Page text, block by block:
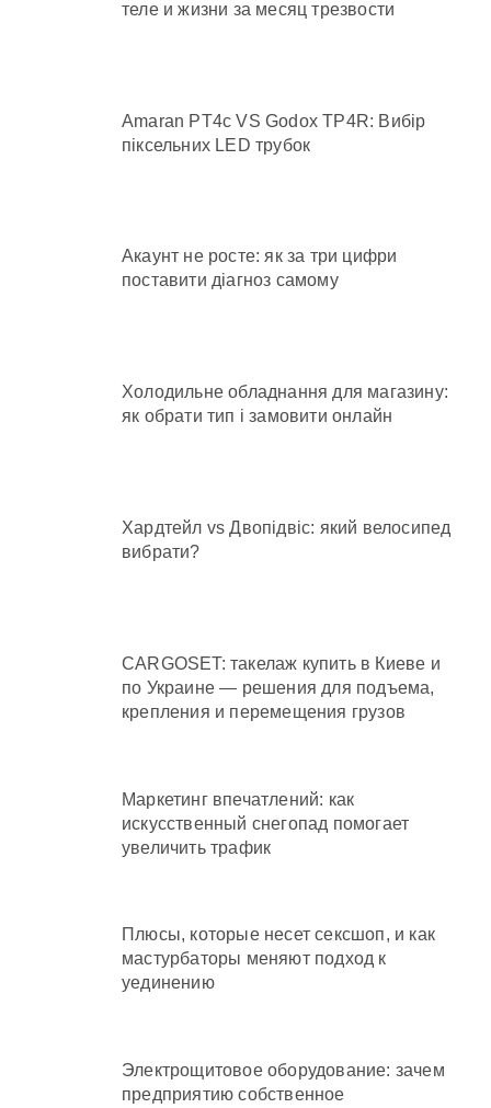
теле и жизни за месяц трезвости
Amaran PT4c VS Godox TP4R: Вибір
піксельних LED трубок
Акаунт не росте: як за три цифри
поставити діагноз самому
Холодильне обладнання для магазину:
як обрати тип і замовити онлайн
Хардтейл vs Двопідвіс: який велосипед
вибрати?
CARGOSET: такелаж купить в Киеве и
по Украине — решения для подъема,
крепления и перемещения грузов
Маркетинг впечатлений: как
искусственный снегопад помогает
увеличить трафик
Плюсы, которые несет сексшоп, и как
мастурбаторы меняют подход к
уединению
Электрощитовое оборудование: зачем
предприятию собственное